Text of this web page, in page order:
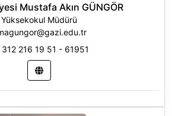
Mustafa Akın GÜNGÖR
Yüksekokul Müdürü
216 19 51 - 61951